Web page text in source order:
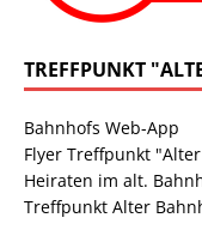
TREFFPUNKT
Bahnhofs Web-App
Flyer Treffpunkt
Heiraten im alt.
Treffpunkt Alter